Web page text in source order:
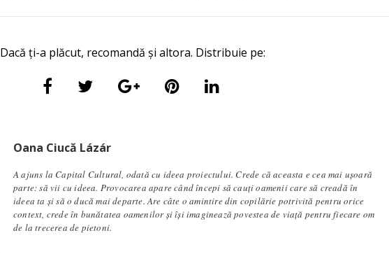
Dacă ți-a plăcut, recomandă și altora. Distribuie pe:
Oana Ciucă Lázár
A ajuns la Capital Cultural, odată cu ideea proiectului. Crede că aceasta e cea mai ușoară
parte: să vii cu ideea. Provocarea apare când începi să cauți oamenii care să creadă în
ideea ta și să o ducă mai departe. Are câte o amintire din copilărie potrivită pentru orice
context, crede în bunătatea oamenilor și își imaginează povestea de viață pentru fiecare om
de la trecerea de pietoni.